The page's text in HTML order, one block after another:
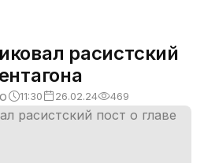
расистский
11:30 26.02.24 469